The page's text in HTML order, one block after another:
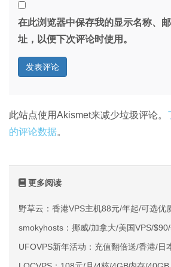
在此浏览器中保存我的显示名称、
址，以便下次评论时使用。
此站点使用Akismet来减少垃圾评论。
的评论数据。
更多阅读
野草云：香港VPS主机88元/年起/可选
smokyhosts：挪威/加拿大/美国VPS/
UFOVPS新年活动：充值翻倍送/香港/